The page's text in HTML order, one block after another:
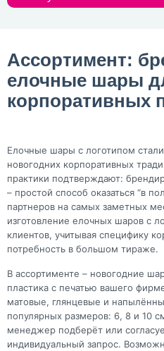
Ассортимент:
елочные шары
корпоративных
Елочные шары с логотипом
новогодних корпоративных
практики подтверждают:
– простой способ оказаться “в
партнеров на самых заметных
изготовление елочных шаров с
клиентов, учитывая специфику
потребность в большом тираже.
В ассортименте – новогодние
пластика с печатью вашего
матовые, глянцевые и
популярных размеров: 6, 8 и 10
менеджер подберёт или
индивидуальный запрос.